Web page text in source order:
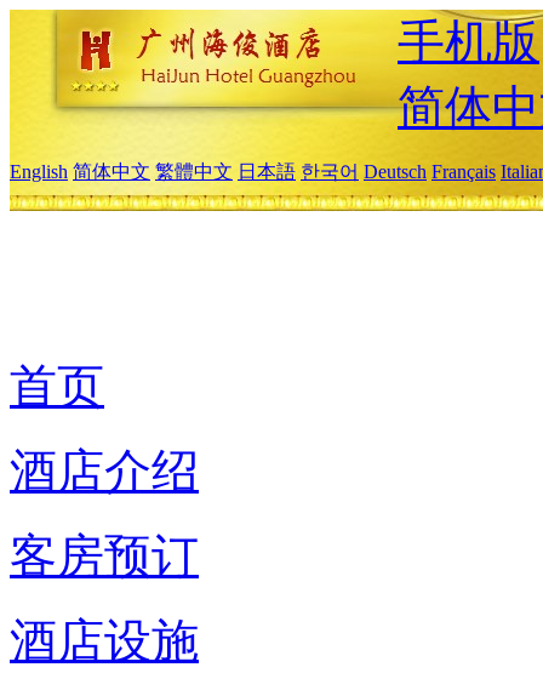
手机版
简体
English 简体中文 繁體中文 日本語 한국어 Deutsch Français
首页
酒店介绍
客房预订
酒店设施